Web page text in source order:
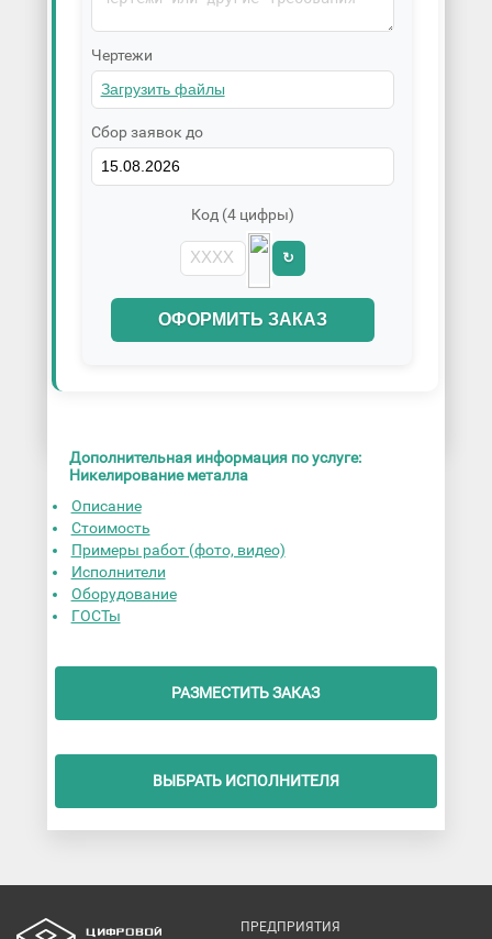
Чертежи
Сбор заявок до
Код (4 цифры)
↻
ОФОРМИТЬ ЗАКАЗ
Дополнительная информация по услуге:
Никелирование металла
Описание
Стоимость
Примеры работ (фото, видео)
Исполнители
Оборудование
ГОСТы
РАЗМЕСТИТЬ ЗАКАЗ
ВЫБРАТЬ ИСПОЛНИТЕЛЯ
ПРЕДПРИЯТИЯ